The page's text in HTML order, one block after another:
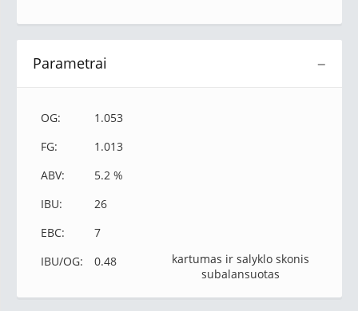
−
Parametrai
OG:
1.053
FG:
1.013
ABV:
5.2 %
IBU:
26
EBC:
7
IBU/OG:
0.48
kartumas ir salyklo skonis
subalansuotas